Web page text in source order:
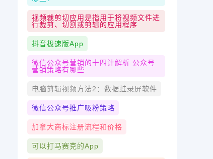
视频裁剪切应用是指用于将视频文件进
行裁剪、切割或剪辑的应用程序
抖音极速版app
微信公众号营销的十四计解析 公众号
营销策略有哪些
电脑剪辑视频方法2：数据蛙录屏软件
微信公众号推广吸粉策略
加拿大商标注册流程和价格
可以打马赛克的App